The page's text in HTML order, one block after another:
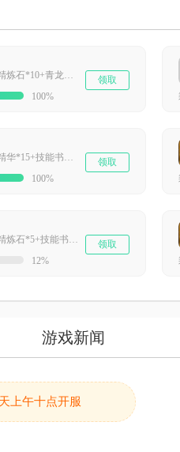
随机神石礼盒*2+极品精炼石*10+青龙精华*15+元宝*30000
100%
领取
随机神石礼盒*2+青龙精华*15+技能书页*15+元宝*40000
100%
领取
随机神石礼盒*1+极品精炼石*5+技能书页*15+元宝*40000
12%
领取
游戏新闻
上午十点开服